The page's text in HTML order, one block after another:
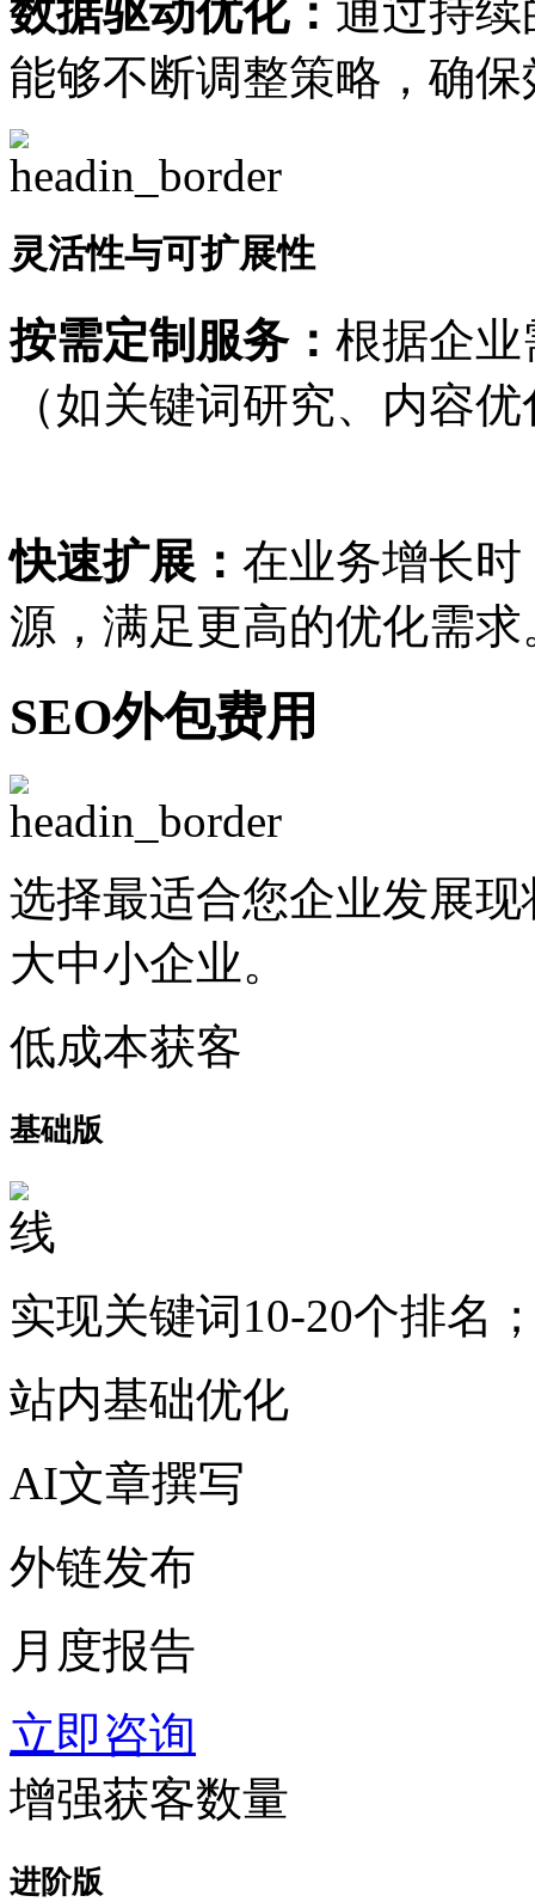
数据驱动优化： 通过持
能够不断调整策略，确
灵活性与可扩展性
按需定制服务： 根据企业
（如关键词研究、内容
快速扩展： 在业务增长
源，满足更高的优化需求
SEO外包费用
选择最适合您企业发展
大中小企业。
低成本获客
基础版
实现关键词10-20个排名
站内基础优化
AI文章撰写
外链发布
月度报告
立即咨询
增强获客数量
进阶版